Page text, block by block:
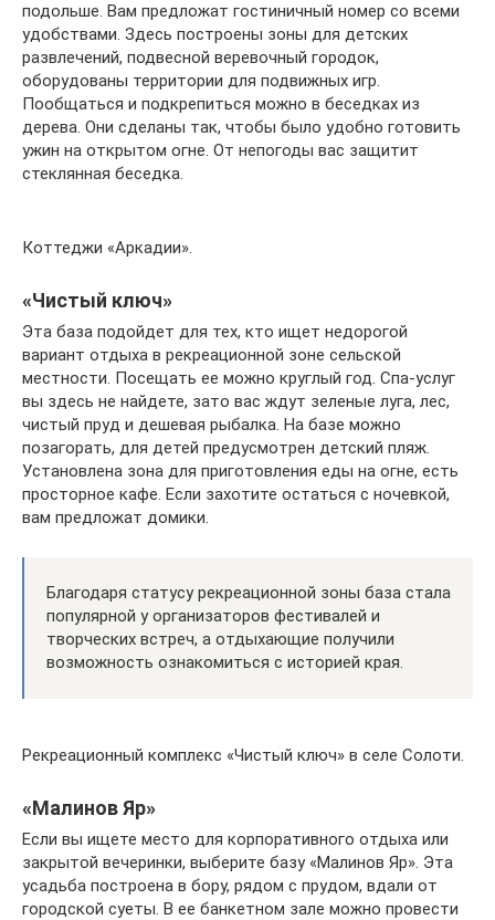
подольше. Вам предложат гостиничный номер со всеми
удобствами. Здесь построены зоны для детских
развлечений, подвесной веревочный городок,
оборудованы территории для подвижных игр.
Пообщаться и подкрепиться можно в беседках из
дерева. Они сделаны так, чтобы было удобно готовить
ужин на открытом огне. От непогоды вас защитит
стеклянная беседка.
Коттеджи «Аркадии».
«Чистый ключ»
Эта база подойдет для тех, кто ищет недорогой
вариант отдыха в рекреационной зоне сельской
местности. Посещать ее можно круглый год. Спа-услуг
вы здесь не найдете, зато вас ждут зеленые луга, лес,
чистый пруд и дешевая рыбалка. На базе можно
позагорать, для детей предусмотрен детский пляж.
Установлена зона для приготовления еды на огне, есть
просторное кафе. Если захотите остаться с ночевкой,
вам предложат домики.
Благодаря статусу рекреационной зоны база стала
популярной у организаторов фестивалей и
творческих встреч, а отдыхающие получили
возможность ознакомиться с историей края.
Рекреационный комплекс «Чистый ключ» в селе Солоти.
«Малинов Яр»
Если вы ищете место для корпоративного отдыха или
закрытой вечеринки, выберите базу «Малинов Яр». Эта
усадьба построена в бору, рядом с прудом, вдали от
городской суеты. В ее банкетном зале можно провести